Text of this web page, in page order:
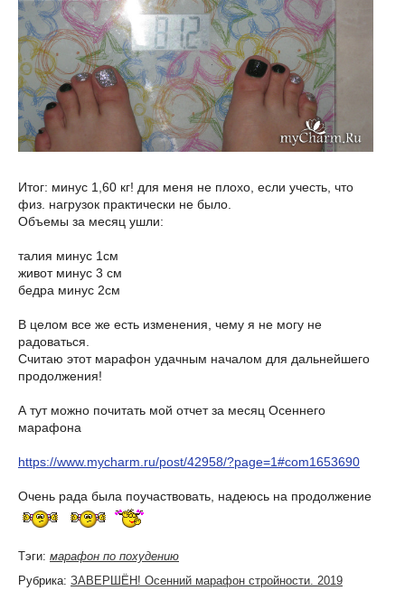
Итог: минус 1,60 кг! для меня не плохо, если учесть, что
физ. нагрузок практически не было.
Объемы за месяц ушли:
талия минус 1см
живот минус 3 см
бедра минус 2см
В целом все же есть изменения, чему я не могу не
радоваться.
Считаю этот марафон удачным началом для дальнейшего
продолжения!
А тут можно почитать мой отчет за месяц Осеннего
марафона
https://www.mycharm.ru/post/42958/?page=1#com1653690
Очень рада была поучаствовать, надеюсь на продолжение
Тэги: марафон по похудению
Рубрика: ЗАВЕРШЁН! Осенний марафон стройности. 2019